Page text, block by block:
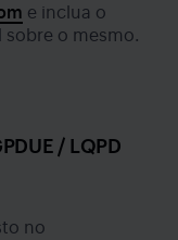
e inclua o
o mesmo.
/ LQPD
no